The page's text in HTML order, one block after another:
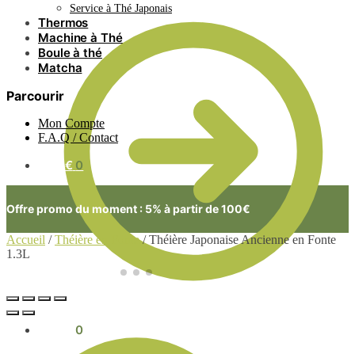
0
Service à Thé Japonais
Thermos
Machine à Thé
Boule à thé
Matcha
Parcourir
Mon Compte
F.A.Q / Contact
0.00€ 0
Offre promo du moment : 5% à partir de 100€
Accueil /Théière en Fonte/Théière Japonaise Ancienne en Fonte
1.3L